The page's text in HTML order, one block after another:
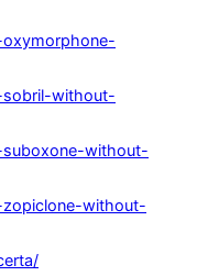
without-
without-
without-